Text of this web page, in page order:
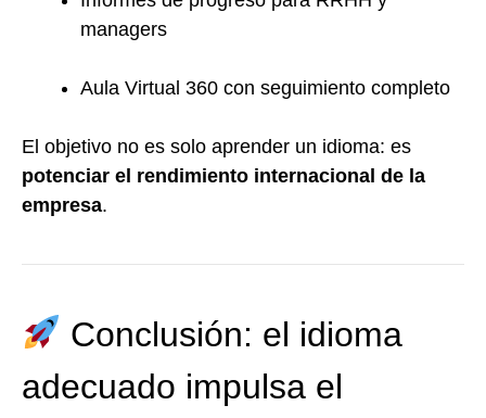
managers
Aula Virtual 360 con seguimiento completo
El objetivo no es solo aprender un idioma: es
potenciar el rendimiento internacional de la
empresa.
Conclusión: el idioma
adecuado impulsa el